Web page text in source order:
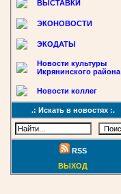
ВЫСТАВКИ
ЭКОНОВОСТИ
ЭКОДАТЫ
Новости культуры
Икрянинского района
Новости коллег
.: Искать в новостях :.
RSS
ВЫХОД